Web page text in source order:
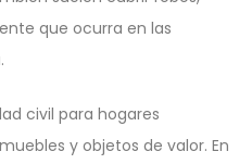
que ocurra en las
civil para hogares
y objetos de valor. En